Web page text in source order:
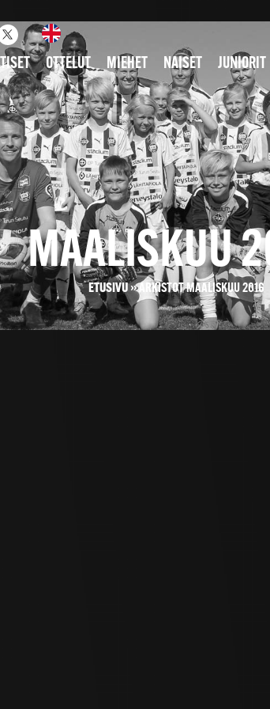
OTTELUT MIEHET NAISET JUNIORIT
MAALISKUU
ETUSIVU»ARKISTOT MAALISKUU 2016